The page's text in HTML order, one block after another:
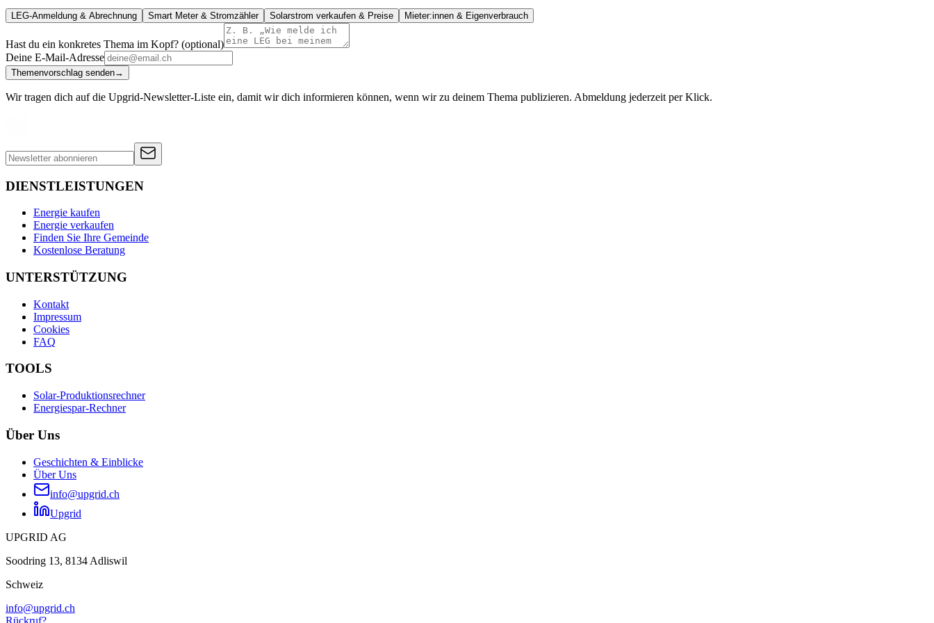
LEG-Anmeldung & Abrechnung Smart Meter & Stromzähler Solarstrom verkaufen & Preise Mieter:innen & Eigenverbrauch
Hast du ein konkretes Thema im Kopf? (optional)
Deine E-Mail-Adresse
Themenvorschlag senden→
Wir tragen dich auf die Upgrid-Newsletter-Liste ein, damit wir dich informieren können, wenn wir zu deinem Thema publizieren. Abmeldung jederzeit per Klick.
DIENSTLEISTUNGEN
Energie kaufen
Energie verkaufen
Finden Sie Ihre Gemeinde
Kostenlose Beratung
UNTERSTÜTZUNG
Kontakt
Impressum
Cookies
FAQ
TOOLS
Solar-Produktionsrechner
Energiespar-Rechner
Über Uns
Geschichten & Einblicke
Über Uns
info@upgrid.ch
Upgrid
UPGRID AG
Soodring 13, 8134 Adliswil
Schweiz
info@upgrid.ch
Rückruf?